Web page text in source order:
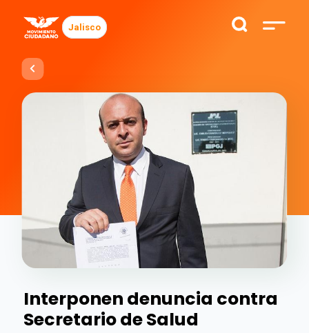
Jalisco
Interponen denuncia contra
Secretario de Salud